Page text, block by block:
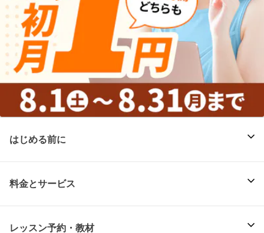
はじめる前に
料金とサービス
レッスン予約・教材